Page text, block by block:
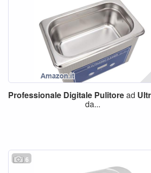
Professionale Digitale Pulitoread
da...
6